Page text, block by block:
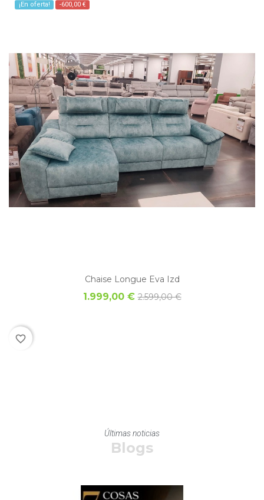
¡En oferta! -600,00 €
Chaise Longue Eva Izd
1.999,00 € 2.599,00 €
favorite_border
Últimas noticias
Blogs